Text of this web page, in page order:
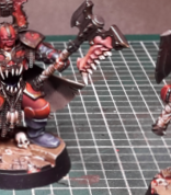
L’INTÉRIEUR,
ÇA
DONNE
QUOI
?